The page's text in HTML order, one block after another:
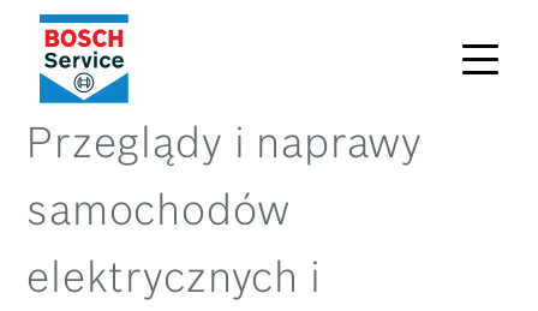
Przeglądy i naprawy
samochodów
elektrycznych i